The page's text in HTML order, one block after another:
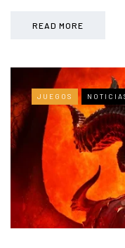
READ MORE
JUEGOS